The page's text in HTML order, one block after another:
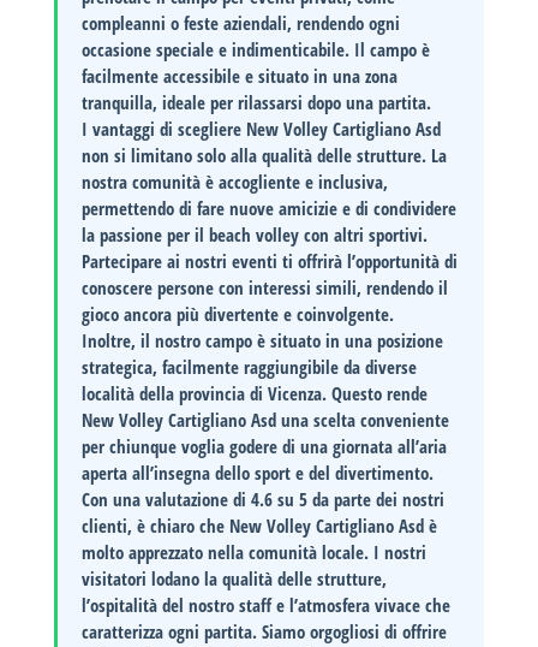
compleanni o feste aziendali, rendendo ogni
occasione speciale e indimenticabile. Il campo è
facilmente accessibile e situato in una zona
tranquilla, ideale per rilassarsi dopo una partita.
I vantaggi di scegliere New Volley Cartigliano Asd
non si limitano solo alla qualità delle strutture. La
nostra comunità è accogliente e inclusiva,
permettendo di fare nuove amicizie e di condividere
la passione per il beach volley con altri sportivi.
Partecipare ai nostri eventi ti offrirà l’opportunità di
conoscere persone con interessi simili, rendendo il
gioco ancora più divertente e coinvolgente.
Inoltre, il nostro campo è situato in una posizione
strategica, facilmente raggiungibile da diverse
località della provincia di Vicenza. Questo rende
New Volley Cartigliano Asd una scelta conveniente
per chiunque voglia godere di una giornata all’aria
aperta all’insegna dello sport e del divertimento.
Con una valutazione di4.6 su 5 da parte dei nostri
clienti, è chiaro che New Volley Cartigliano Asd è
molto apprezzato nella comunità locale. I nostri
visitatori lodano la qualità delle strutture,
l’ospitalità del nostro staff e l’atmosfera vivace che
caratterizza ogni partita. Siamo orgogliosi di offrire